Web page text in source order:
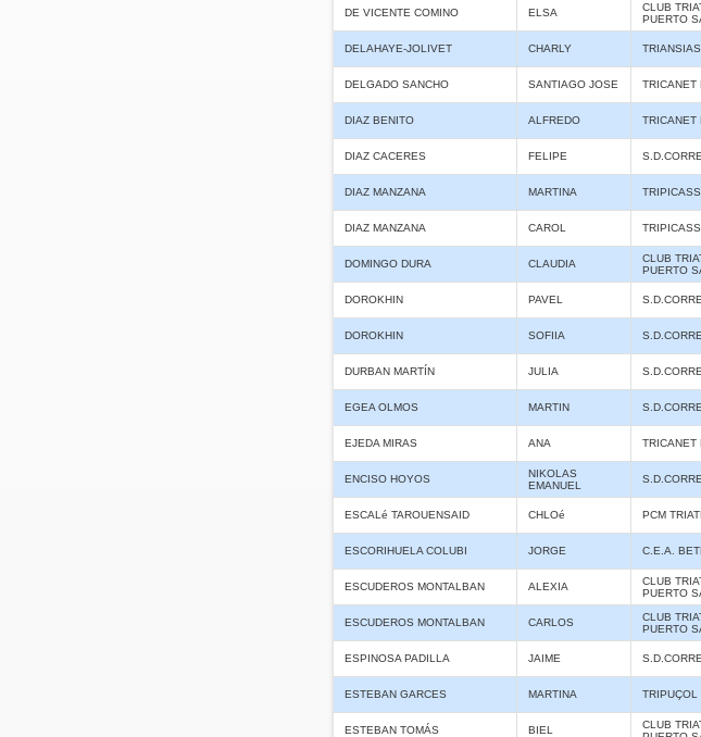
DE VICENTE COMINO ELSA
CLUB
PUERTO
DELAHAYE-JOLIVET CHARLY
DELGADO SANCHO SANTIAGO JOSE TRICANET
DIAZ BENITO ALFREDO TRICANET
DIAZ CACERES FELIPE
DIAZ MANZANA MARTINA
DIAZ MANZANA CAROL
DOMINGO DURA CLAUDIA
CLUB
PUERTO
DOROKHIN PAVEL
DOROKHIN SOFIIA
DURBAN MARTÍN JULIA
EGEA OLMOS MARTIN
EJEDA MIRAS ANA TRICANET
ENCISO HOYOS
NIKOLAS
EMANUEL
ESCALé TAROUENSAID CHLOé PCM
ESCORIHUELA COLUBI JORGE C.E.A.
ESCUDEROS MONTALBAN ALEXIA
CLUB
PUERTO
ESCUDEROS MONTALBAN CARLOS
CLUB
PUERTO
ESPINOSA PADILLA JAIME
ESTEBAN GARCES MARTINA TRIPUÇOL
ESTEBAN TOMÁS BIEL
CLUB